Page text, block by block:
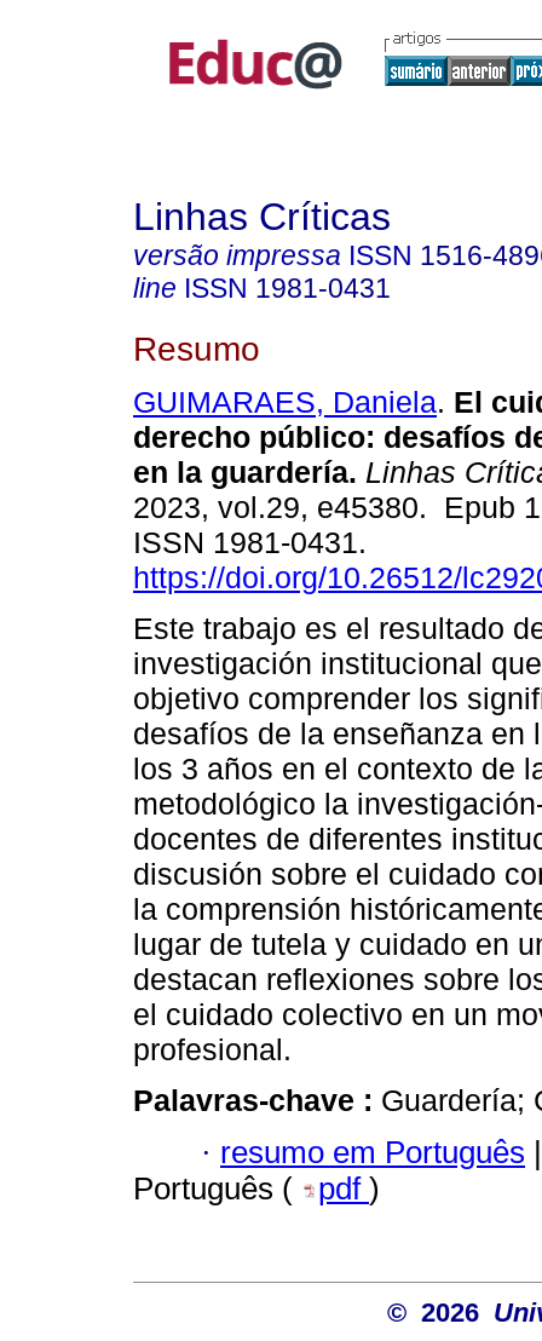
Linhas Críticas
versão impressa ISSN 1516-
line ISSN 1981-0431
Resumo
GUIMARAES, Daniela. El
derecho público: desafíos
en la guardería. Linhas
2023, vol.29, e45380. Epub
ISSN 1981-0431.
https://doi.org/10.26512/
Este trabajo es el resultado
investigación institucional
objetivo comprender los
desafíos de la enseñanza en
los 3 años en el contexto de
metodológico la
docentes de diferentes
discusión sobre el cuidado
la comprensión
lugar de tutela y cuidado en
destacan reflexiones sobre
el cuidado colectivo en un
profesional.
Palavras-chave : Guardería;
· resumo em Português |
Português (
pdf )
© 2026